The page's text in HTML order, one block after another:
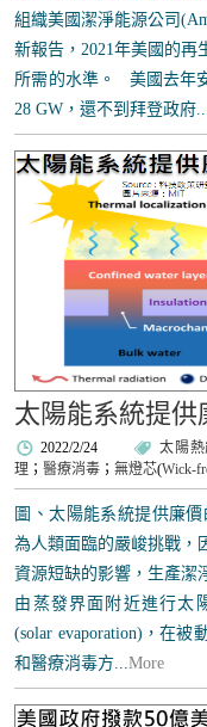
組織美國潔淨能源公司
新報告，2021年美國的
所需的水準。 美國去年
28 GW，還不到拜登政府
太陽能系統提供
2022/2/24 太陽熱
理 ；醫療消毒 ；無燈芯(Wick-
圖、太陽能系統提供廉
為人類面臨的嚴峻挑戰，
資源短缺的影響，生產潔
由蒸發界面附近進行太
(solar evaporation)，在
和醫療消毒方...More